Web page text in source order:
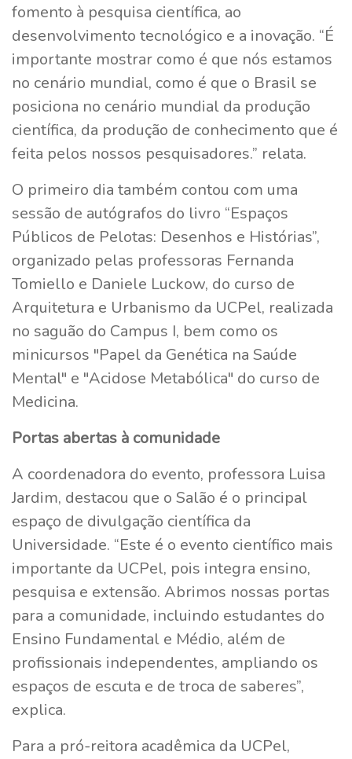
fomento à pesquisa científica, ao
desenvolvimento tecnológico e a inovação. “É
importante mostrar como é que nós estamos
no cenário mundial, como é que o Brasil se
posiciona no cenário mundial da produção
científica, da produção de conhecimento que é
feita pelos nossos pesquisadores.” relata.
O primeiro dia também contou com uma
sessão de autógrafos do livro “Espaços
Públicos de Pelotas: Desenhos e Histórias”,
organizado pelas professoras Fernanda
Tomiello e Daniele Luckow, do curso de
Arquitetura e Urbanismo da UCPel, realizada
no saguão do Campus I, bem como os
minicursos "Papel da Genética na Saúde
Mental" e "Acidose Metabólica" do curso de
Medicina.
Portas abertas à comunidade
A coordenadora do evento, professora Luisa
Jardim, destacou que o Salão é o principal
espaço de divulgação científica da
Universidade. “Este é o evento científico mais
importante da UCPel, pois integra ensino,
pesquisa e extensão. Abrimos nossas portas
para a comunidade, incluindo estudantes do
Ensino Fundamental e Médio, além de
profissionais independentes, ampliando os
espaços de escuta e de troca de saberes”,
explica.
Para a pró-reitora acadêmica da UCPel,